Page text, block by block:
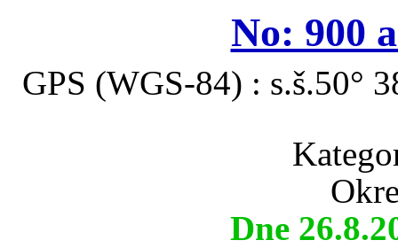
No: 900
GPS (WGS-84) : s.š.50°
Dne